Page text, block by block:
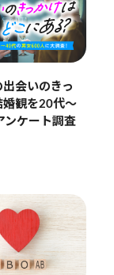
会いのきっ
婚観を20代〜
ンケート調査